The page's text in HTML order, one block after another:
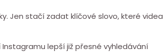
Jen stačí zadat klíčové slovo, které videa
lepší již přesné vyhledávání